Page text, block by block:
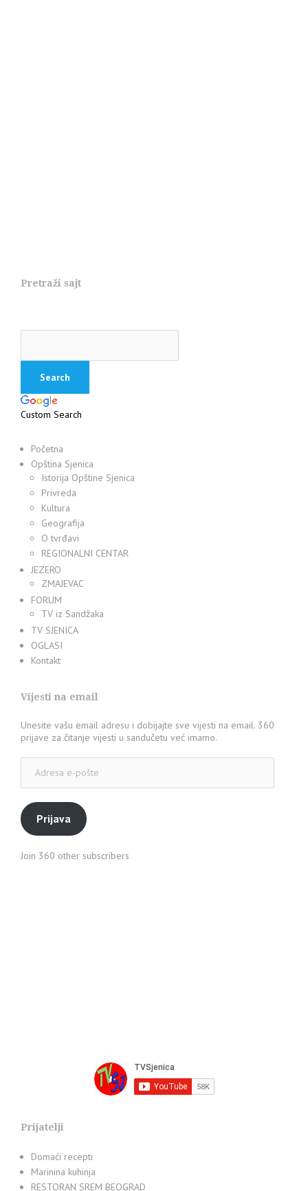
Pretraži sajt
Custom Search
Početna
Opština Sjenica
Istorija Opštine Sjenica
Privreda
Kultura
Geografija
O tvrđavi
REGIONALNI CENTAR
JEZERO
ZMAJEVAC
FORUM
TV iz Sandžaka
TV SJENICA
OGLASI
Kontakt
Vijesti na email
Unesite vašu email adresu i dobijajte sve vijesti na email. 360
prijave za čitanje vijesti u sandučetu već imamo.
pošte
Prijava
Join 360 other subscribers
Prijatelji
Domaći recepti
Marinina kuhinja
RESTORAN SREM BEOGRAD